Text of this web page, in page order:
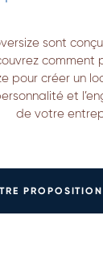
sont
comment
pour créer un
et
de votre